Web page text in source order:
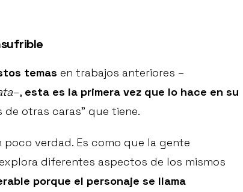
temas en trabajos anteriores –
–, esta es la primera vez que lo hace en su
otras caras” que tiene.
poco verdad. Es como que la gente
diferentes aspectos de los mismos
porque el personaje se llama